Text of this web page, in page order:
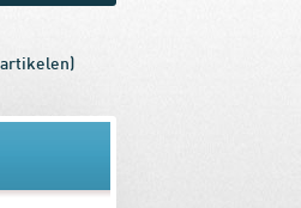
artikelen)